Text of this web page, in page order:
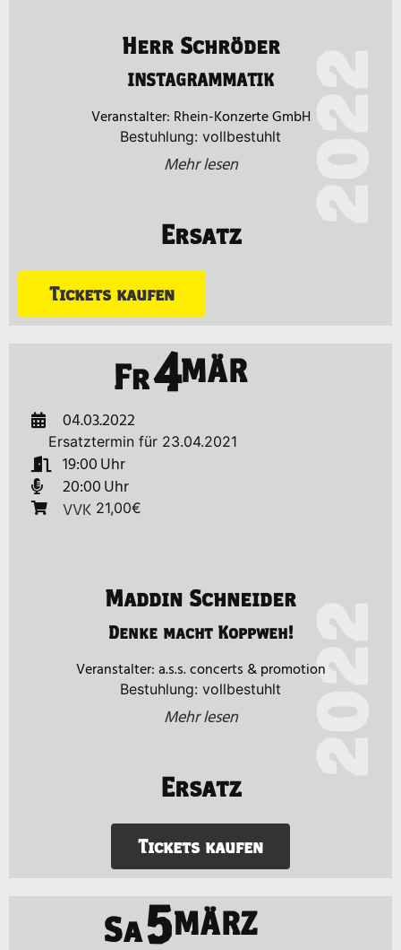
Herr Schröder
INSTAGRAMMATIK
Rhein-Konzerte GmbH
Bestuhlung: vollbestuhlt
Mehr lesen
Ersatz
Tickets kaufen
2022
Fr4MÄR
04.03.2022
Ersatztermin für 23.04.2021
19:00
20:00
VVK 21,00€
Maddin Schneider
Denke macht Koppweh!
a.s.s. concerts & promotion
Bestuhlung: vollbestuhlt
Mehr lesen
Ersatz
Tickets kaufen
2022
Sa5MÄRZ